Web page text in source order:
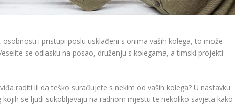
i pristupi poslu usklađeni s onima vaših kolega, to može
se odlasku na posao, druženju s kolegama, a timski projekti
raditi ili da teško surađujete s nekim od vaših kolega? U nastavku
se ljudi sukobljavaju na radnom mjestu te nekoliko savjeta kako